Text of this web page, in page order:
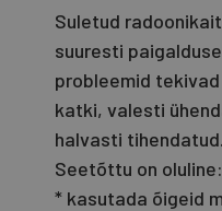
Suletud
suuresti
probleemid
katki, valesti
halvasti tihendatud.
Seetõttu on oluline:
* kasutada õigeid